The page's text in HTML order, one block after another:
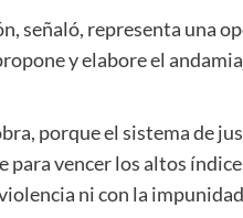
señaló, representa una
y elabore el
porque el sistema de
para vencer los altos
ni con la